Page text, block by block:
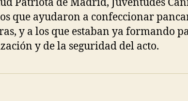
que ayudaron a confeccionar
y a los que estaban ya formando
y de la seguridad del acto.